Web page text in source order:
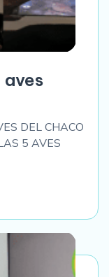
aves
DEL CHACO
5 AVES